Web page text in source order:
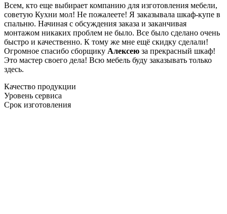
Всем, кто еще выбирает компанию для изготовления мебели,
советую Кухни мол! Не пожалеете! Я заказывала шкаф-купе в
спальню. Начиная с обсуждения заказа и заканчивая
монтажом никаких проблем не было. Все было сделано очень
быстро и качественно. К тому же мне ещё скидку сделали!
Огромное спасибо сборщику Алексею за прекрасный шкаф!
Это мастер своего дела! Всю мебель буду заказывать только
здесь.
Качество продукции
Уровень сервиса
Срок изготовления